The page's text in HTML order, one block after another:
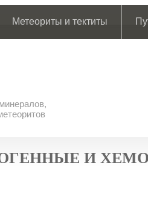
Метеориты и тектиты
И